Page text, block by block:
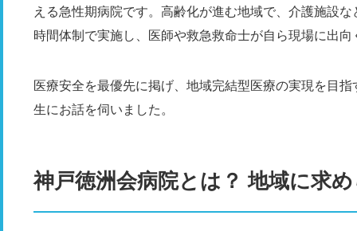
える急性期病院です。高齢化が進む地域で、介護施設
時間体制で実施し、医師や救急救命士が自ら現場に出
医療安全を最優先に掲げ、地域完結型医療の実現を目
生にお話を伺いました。
神戸徳洲会病院とは？ 地域に求